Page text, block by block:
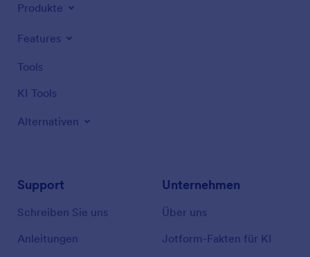
Produkte
Features
Tools
KI Tools
Alternativen
Support
Schreiben Sie uns
Anleitungen
Unternehmen
Über uns
Jotform-Fakten für KI